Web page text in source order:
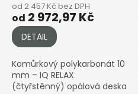
od 2 457 Kč bez DPH
od 2 972,97 Kč
DETAIL
Komůrkový polykarbonát 10
mm – IQ RELAX
(čtyřstěnný) opálová deska